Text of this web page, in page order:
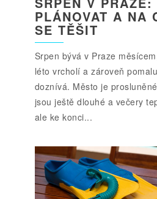
PLÁNOVAT A NA
SE TĚŠIT
Srpen bývá v Praze
léto vrcholí a zároveň pomalu
doznívá. Město je
jsou ještě dlouhé a večery
ale ke konci...